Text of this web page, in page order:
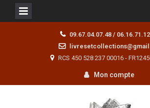
09.67.04.07.48 /
RCS 450 528 237 00016 -
Mon compte